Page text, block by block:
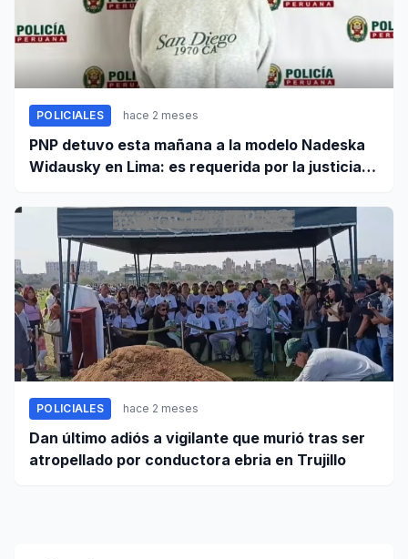
POLICIALES hace 2 meses
PNP detuvo esta mañana a la modelo Nadeska
Widausky en Lima: es requerida por la justicia
POLICIALES hace 2 meses
Dan último adiós a vigilante que murió tras ser
atropellado por conductora ebria en Trujillo